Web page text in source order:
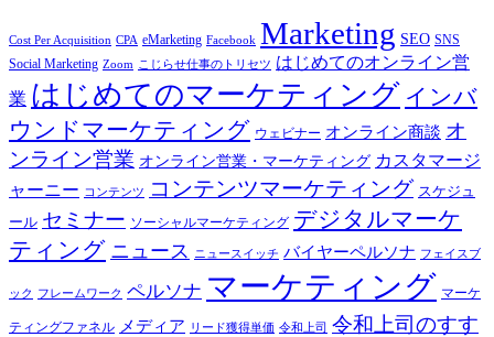
Cost Per Acquisition CPA eMarketing Facebook Marketing SEO SNS
Social Marketing Zoom こじらせ仕事のトリセツ はじめてのオンライン営
業 はじめてのマーケティング インバ
ウンドマーケティング ウェビナー オンライン商談 オ
ンライン営業 オンライン営業・マーケティング カスタマージ
ャーニー コンテンツ コンテンツマーケティング スケジュ
ール セミナー ソーシャルマーケティング デジタルマーケ
ティング ニュース ニュースイッチ バイヤーペルソナ フェイスブ
ック フレームワーク ペルソナ マーケティング マーケ
ティングファネル メディア リード獲得単価 令和上司 令和上司のすす